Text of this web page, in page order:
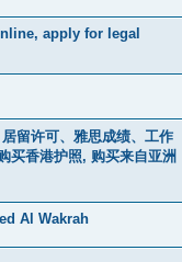
apply for legal
留许可、雅思成绩、工作
买香港护照, 购买来自亚洲
Al Wakrah